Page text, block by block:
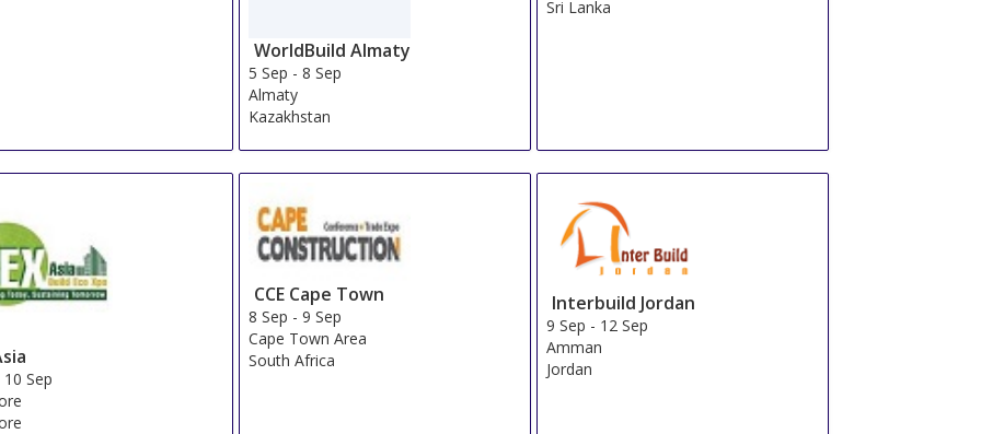
WorldBuild Almaty
5 Sep -8 Sep
Almaty
Kazakhstan
Sri Lanka
10 Sep
CCE Cape Town
8 Sep -9 Sep
Cape Town Area
South Africa
Interbuild Jordan
9 Sep - 12 Sep
Amman
Jordan